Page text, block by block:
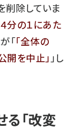
削除していま
分の１にあた
「 全体の
開を中止 」 し
る「改変